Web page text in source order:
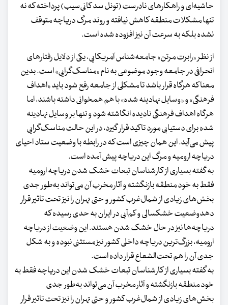
حاشیه‌ای و راهکارهای نادرست (تونل سد کانی‌سیب) پرداخته که نه
تنها مشکلات منطقه کاهش نیافته و روند مرگ دریاچه متوقف
نشده بلکه به سرعت آن نیز افزوده شده است.
از نظر «رابرت مرتن» جامعه‌شناس آمریکایی، یکی از دلایل رفتارهای
انحرافی در جامعه وجود موضوعی به نام «مناسک‌گرایی» است. بدین
معنا که هرگاه قرار باشد تا مشکلی از جامعه رفع شود باید «اهداف
فرهنگی» و «وسایل نهادینه شده» با هم همخوانی داشته باشند، اما
هرگاه اهداف فرهنگی نادیده انگاشته شود و تنها بر وسایل نهادینه
شده برای دستیابی مورد تاکید قرار گیرد، در این حالت مناسک‌گرایی
پیش می‌آید. این همان چیزی است که در رابطه با وضعیت ستاد احیای
دریاچه ارومیه و مرگ این دریاچه پیش آمده است.
به گفته بسیاری از کارشناسان تبعات خشک شدن دریاچه ارومیه
فقط به خود منطقه بازنگشته و آثار مخرب آن می‌تواند به‌طور جدی
بخش‌های زیادی از شمال‌غرب کشور و حتی تهران را نیز تحت تاثیر قرار
دهدوضعیت خشکسالی و کم‌آبی در ایران به حدی رسیده که
دریاچه‌ها نیز در حال خشک شدن هستند. این وضعیت از دریاچه
ارومیه، بزرگ‌ترین دریاچه داخلی کشور نیز مستثنی نبوده و به شکل
جدی آن را هم تحت‌الشعاع قرار داده است.
به گفته بسیاری از کارشناسان تبعات خشک شدن این دریاچه فقط به
خود منطقه بازنگشته و آثار مخرب آن می‌تواند به‌طور جدی
بخش‌های زیادی از شمال‌غرب کشور و حتی تهران را نیز تحت تاثیر قرار